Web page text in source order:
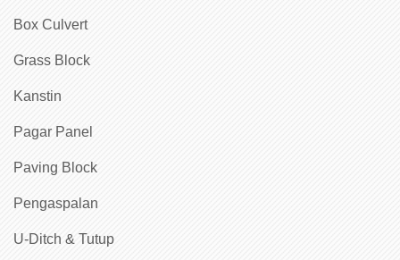
Box Culvert
Grass Block
Kanstin
Pagar Panel
Paving Block
Pengaspalan
U-Ditch & Tutup